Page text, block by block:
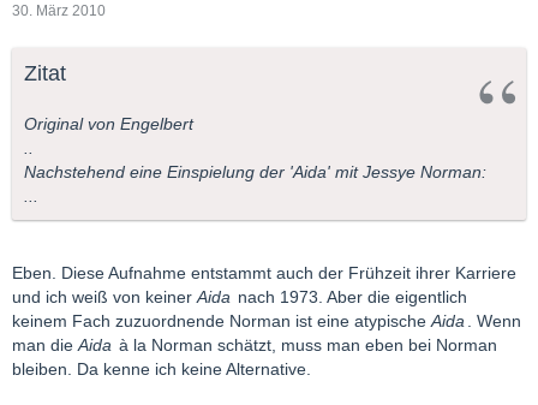
30. März 2010
Zitat
Original von Engelbert
Nachstehend eine Einspielung der 'Aida' mit Jessye Norman:
Eben. Diese Aufnahme entstammt auch der Frühzeit ihrer Karriere
und ich weiß von keiner Aida nach 1973. Aber die eigentlich
keinem Fach zuzuordnende Norman ist eine atypische Aida
. Wenn
man die Aida à la Norman schätzt, muss man eben bei Norman
bleiben. Da kenne ich keine Alternative.